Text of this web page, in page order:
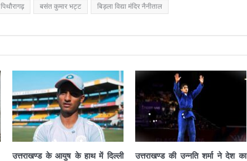
पिथौरागढ़ बसंत कुमार भट्ट बिड़ला विद्या मंदिर नैनीताल
उत्तराखण्ड के आयुष के हाथ में दिल्ली
उत्तराखण्ड की उन्नति शर्मा ने देश का